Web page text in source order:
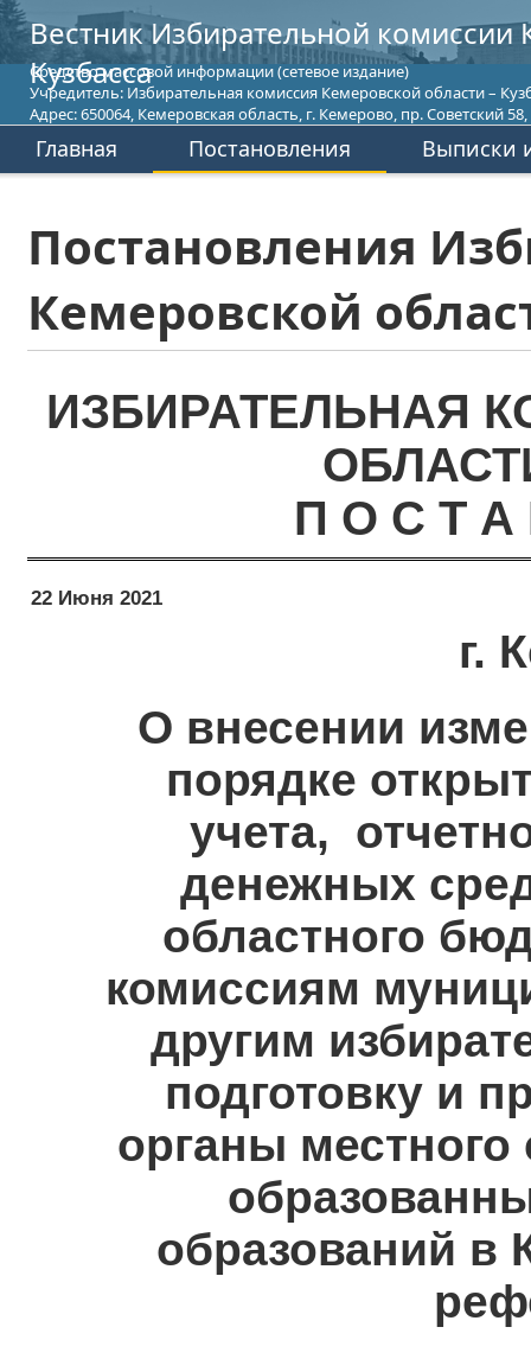
Вестник Избирательной комиссии
Кузбасса
Средство массовой информации (сетевое издание)
Учредитель: Избирательная комиссия Кемеровской области –
Адрес: 650064, Кемеровская область, г. Кемерово, пр. Советский 58,
Главная Постановления Выписки
Постановления
Кемеровской
ИЗБИРАТЕЛЬНАЯ
П О С Т А
22 Июня 2021
г.
О внесении
порядке
учета,
денежных
областного
комиссиям
другим
подготовку и
органы
образований в